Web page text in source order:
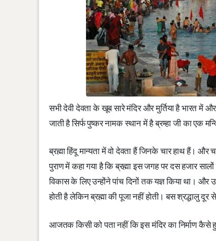
सभी देवी देवता के खूब सारे मंदिर और मुर्तिया है भारत में
जाती है सिर्फ पुष्कर नामक स्थान में है ब्रम्हा जी का एक
ब्रह्मा हिंदू मान्यता में वो देवता हैं जिनके चार हाथ हैं।
पुराण में कहा गया है कि ब्रह्मा इस जगह पर दस हजार
विकास के लिए उन्होंने पांच दिनों तक यज्ञ किया था। और
होती है लेकिन ब्रह्मा की पूजा नहीं होती। बस श्रद्धालु दूर
आजतक किसी को पता नहीं कि इस मंदिर का निर्माण कैसे